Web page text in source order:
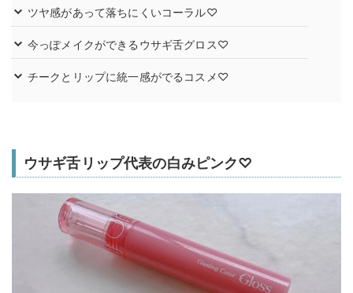
ツヤ感があって落ちにくいコーラル♡
今っぽメイクができるウサギ舌グロス♡
チークとリップに統一感がでるコスメ♡
ウサギ舌リップ代表の白みピンク♡